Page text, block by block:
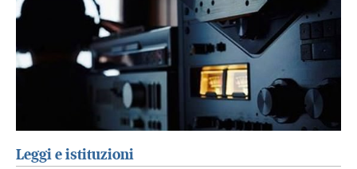
Leggi e istituzioni